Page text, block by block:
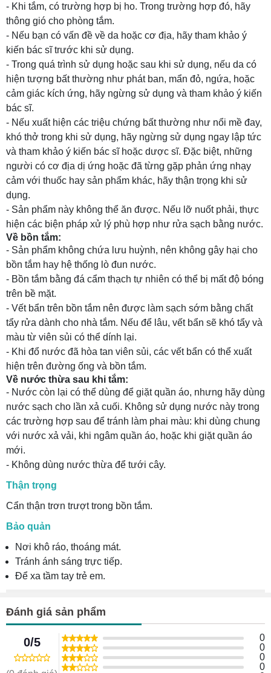
- Khi tắm, có trường hợp bị ho. Trong trường hợp đó, hãy
thông gió cho phòng tắm.
- Nếu bạn có vấn đề về da hoặc cơ địa, hãy tham khảo ý
kiến bác sĩ trước khi sử dụng.
- Trong quá trình sử dụng hoặc sau khi sử dụng, nếu da có
hiện tượng bất thường như phát ban, mẩn đỏ, ngứa, hoặc
cảm giác kích ứng, hãy ngừng sử dụng và tham khảo ý kiến
bác sĩ.
- Nếu xuất hiện các triệu chứng bất thường như nổi mề đay,
khó thở trong khi sử dụng, hãy ngừng sử dụng ngay lập tức
và tham khảo ý kiến bác sĩ hoặc dược sĩ. Đặc biệt, những
người có cơ địa dị ứng hoặc đã từng gặp phản ứng nhạy
cảm với thuốc hay sản phẩm khác, hãy thận trọng khi sử
dụng.
- Sản phẩm này không thể ăn được. Nếu lỡ nuốt phải, thực
hiện các biện pháp xử lý phù hợp như rửa sạch bằng nước.
Về bồn tắm:
- Sản phẩm không chứa lưu huỳnh, nên không gây hại cho
bồn tắm hay hệ thống lò đun nước.
- Bồn tắm bằng đá cẩm thạch tự nhiên có thể bị mất độ bóng
trên bề mặt.
- Vết bẩn trên bồn tắm nên được làm sạch sớm bằng chất
tẩy rửa dành cho nhà tắm. Nếu để lâu, vết bẩn sẽ khó tẩy và
màu từ viên sủi có thể dính lại.
- Khi đổ nước đã hòa tan viên sủi, các vết bẩn có thể xuất
hiện trên đường ống và bồn tắm.
Về nước thừa sau khi tắm:
- Nước còn lại có thể dùng để giặt quần áo, nhưng hãy dùng
nước sạch cho lần xả cuối. Không sử dụng nước này trong
các trường hợp sau để tránh làm phai màu: khi dùng chung
với nước xả vải, khi ngâm quần áo, hoặc khi giặt quần áo
mới.
- Không dùng nước thừa để tưới cây.
Thận trọng
Cẩn thận trơn trượt trong bồn tắm.
Bảo quản
Nơi khô ráo, thoáng mát.
Tránh ánh sáng trực tiếp.
Để xa tầm tay trẻ em.
Đánh giá sản phẩm
0/5
0
0
0
0